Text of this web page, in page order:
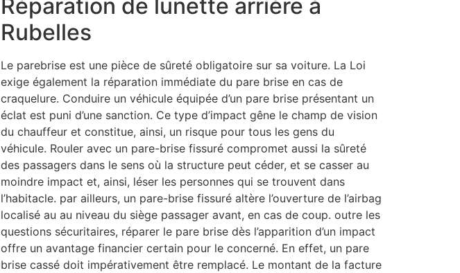
Réparation de lunette arrière à
Rubelles
Le parebrise est une pièce de sûreté obligatoire sur sa voiture. La Loi
exige également la réparation immédiate du pare brise en cas de
craquelure. Conduire un véhicule équipée d’un pare brise présentant un
éclat est puni d’une sanction. Ce type d’impact gêne le champ de vision
du chauffeur et constitue, ainsi, un risque pour tous les gens du
véhicule. Rouler avec un pare-brise fissuré compromet aussi la sûreté
des passagers dans le sens où la structure peut céder, et se casser au
moindre impact et, ainsi, léser les personnes qui se trouvent dans
l’habitacle. par ailleurs, un pare-brise fissuré altère l’ouverture de l’airbag
localisé au au niveau du siège passager avant, en cas de coup. outre les
questions sécuritaires, réparer le pare brise dès l’apparition d’un impact
offre un avantage financier certain pour le concerné. En effet, un pare
brise cassé doit impérativement être remplacé. Le montant de la facture